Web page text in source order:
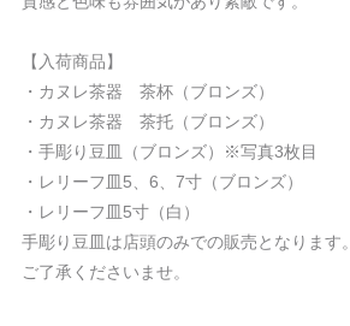
【入荷商品】
・カヌレ茶器 茶杯（ブロンズ）
・カヌレ茶器 茶托（ブロンズ）
・手彫り豆皿（ブロンズ）※写真3枚目
・レリーフ皿5、6、7寸（ブロンズ）
・レリーフ皿5寸（白）
手彫り豆皿は店頭のみでの販売となります。
ご了承くださいませ。